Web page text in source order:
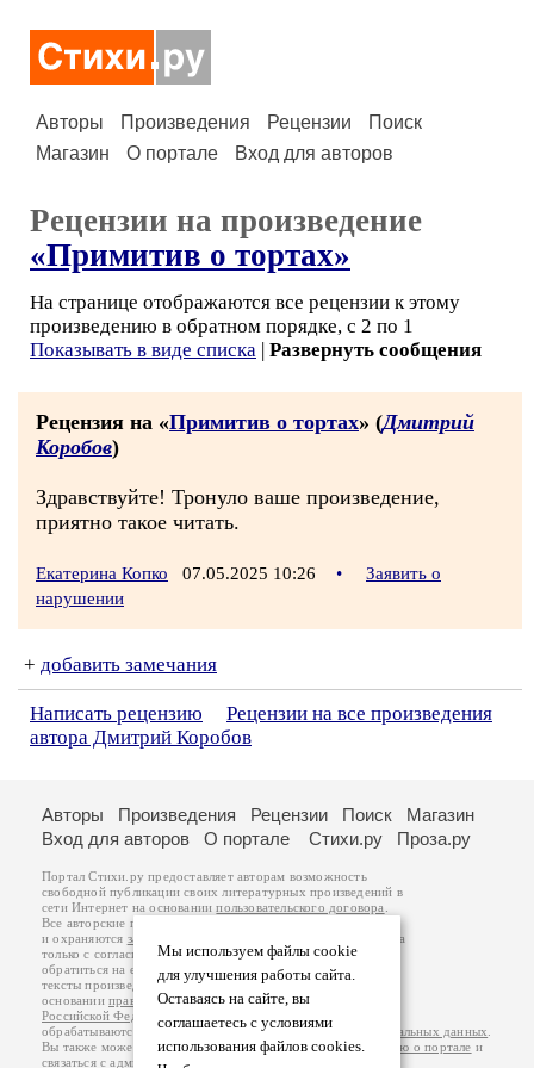
Авторы Произведения Рецензии
Поиск
Магазин
О портале Вход для авторов
Рецензии на произведение
«Примитив о тортах»
На странице отображаются все рецензии к этому
произведению в обратном порядке, с 2 по 1
Показывать в виде списка | Развернуть сообщения
Рецензия на «Примитив о тортах» (Дмитрий
Коробов)
Здравствуйте! Тронуло ваше произведение,
приятно такое читать.
Екатерина Копко 07.05.2025 10:26 •
Заявить о
нарушении
+ добавить замечания
Написать рецензию
Рецензии на все произведения
автора Дмитрий Коробов
Мы используем файлы cookie
для улучшения работы сайта.
Оставаясь на сайте, вы
соглашаетесь с условиями
использования файлов cookies.
Авторы Произведения Рецензии Поиск
Магазин
Вход для авторов
О портале Стихи.ру Проза.ру
Портал Стихи.ру предоставляет авторам возможность
свободной публикации своих литературных произведений в
сети Интернет на основаниипользовательского договора
Все авторские права на произведения принадлежат авторам
и охраняются законом
. Перепечатка произведений возможна
только с согласия его автора, к которому вы можете
обратиться на его авторской странице. Ответственность за
тексты произведений авторы несут самостоятельно на
основанииправил публикацииизаконодательства
Российской Федерации
обрабатываются на основанииПолитики обработки персональных данных
Вы также можете посмотреть более подробнуюинформацию о портале и
связаться с администрацией